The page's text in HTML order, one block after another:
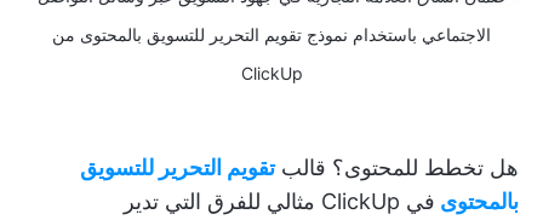
الاجتماعي باستخدام نموذج تقويم التحرير للتسويق بالمحتوى من
ClickUp
هل تخطط للمحتوى؟ قالبتقويم التحرير للتسويق
بالمحتوى
في ClickUp مثالي للفرق التي تدير